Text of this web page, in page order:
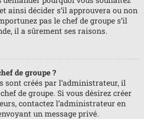
ainsi décider s’il approuvera ou non
pas le chef de groupe s’il
il a sûrement ses raisons.
de groupe ?
sont créés par l’administrateur, il
de groupe. Si vous désirez créer
contactez l’administrateur en
un message privé.